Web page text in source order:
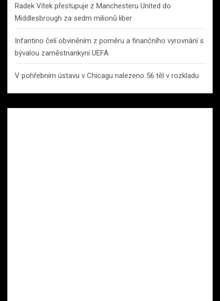
Radek Vítek přestupuje z Manchesteru United do
Middlesbrough za sedm milionů liber
Infantino čelí obviněním z poměru a finančního vyrovnání s
bývalou zaměstnankyní UEFA
V pohřebním ústavu v Chicagu nalezeno 56 těl v rozkladu